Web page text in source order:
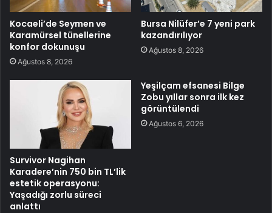
Kocaeli’de Seymen ve
Karamürsel tünellerine
konfor dokunuşu
Ağustos 8, 2026
Bursa Nilüfer’e 7 yeni park
kazandırılıyor
Ağustos 8, 2026
Survivor Nagihan
Karadere’nin 750 bin TL’lik
estetik operasyonu:
Yaşadığı zorlu süreci
anlattı
Yeşilçam efsanesi Bilge
Zobu yıllar sonra ilk kez
görüntülendi
Ağustos 6, 2026